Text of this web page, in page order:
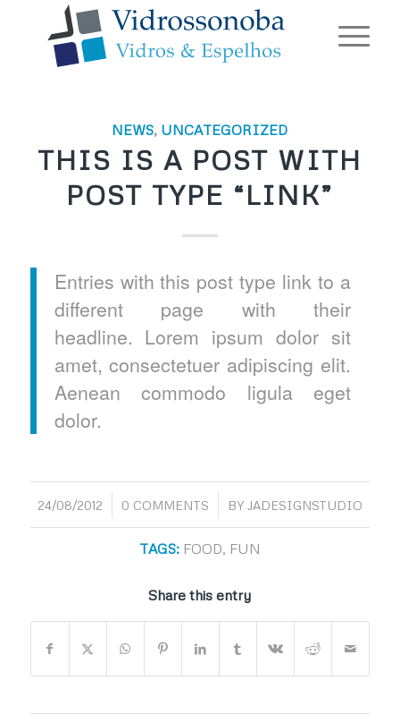
NEWS, UNCATEGORIZED
THIS IS A POST WITH
POST TYPE “LINK”
Entries with this post type link to a
different page with their
headline. Lorem ipsum dolor sit
amet, consectetuer adipiscing elit.
Aenean commodo ligula eget
dolor.
24/08/2012
/ 0 COMMENTS
/ BY JADESIGNSTUDIO
TAGS: FOOD, FUN
Share this entry